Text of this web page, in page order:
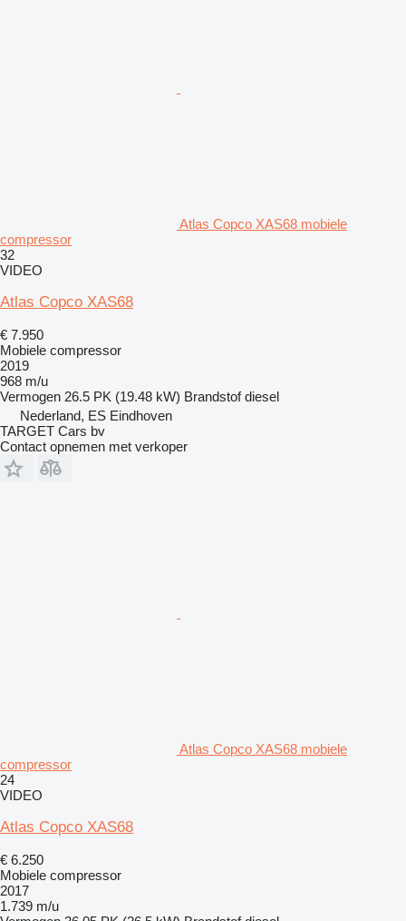
Atlas Copco XAS68 mobiele
compressor
32
VIDEO
Atlas Copco XAS68
€ 7.950
Mobiele compressor
2019
968 m/u
Vermogen 26.5 PK (19.48 kW) Brandstof diesel
Nederland, ES Eindhoven
TARGET Cars bv
Contact opnemen met verkoper
Atlas Copco XAS68 mobiele
compressor
24
VIDEO
Atlas Copco XAS68
€ 6.250
Mobiele compressor
2017
1.739 m/u